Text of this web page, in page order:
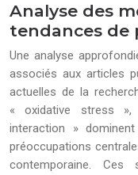
Analyse des
tendances de
Une analyse
associés aux articles
actuelles de la
« oxidative stress
interaction »
préoccupations
contemporaine.